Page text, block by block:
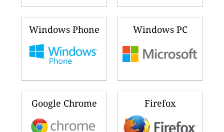
Windows Phone Windows PC
Google Chrome Firefox